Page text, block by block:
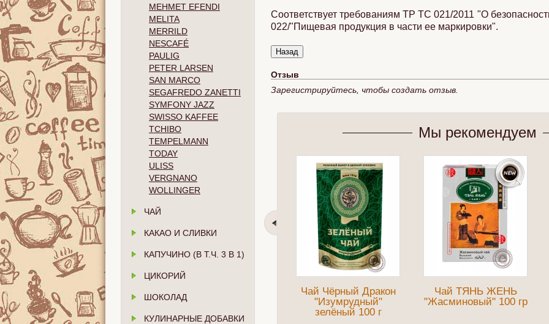
MEHMET EFENDI
MELITA
MERRILD
NESCAFÉ
PAULIG
PETER LARSEN
SAN MARCO
SEGAFREDO ZANETTI
SYMFONY JAZZ
SWISSO KAFFEE
TCHIBO
TEMPELMANN
TODAY
ULISS
VERGNANO
WOLLINGER
ЧАЙ
КАКАО И СЛИВКИ
КАПУЧИНО (В Т.Ч. 3 В 1)
ЦИКОРИЙ
ШОКОЛАД
КУЛИНАРНЫЕ ДОБАВКИ
Соответствует требованиям ТР ТС 021/2011 "О
022/"Пищевая продукция в части ее маркировки".
Отзыв
Зарегистрируйтесь, чтобы создать отзыв.
Мы рекомендуем
Чай Чёрный Дракон
"Изумрудный"
зелёный 100 г
Чай ТЯНЬ ЖЕНЬ
"Жасминовый" 100 гр